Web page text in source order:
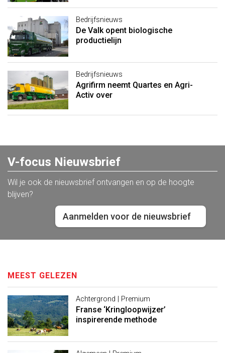
Bedrijfsnieuws
De Valk opent biologische
productielijn
Bedrijfsnieuws
Agrifirm neemt Quartes en Agri-
Activ over
V-focus Nieuwsbrief
Wil je ook de nieuwsbrief ontvangen en op de hoogte
blijven?
Aanmelden voor de nieuwsbrief
MEEST GELEZEN
Achtergrond | Premium
Franse ‘Kringloopwijzer’
inspirerende methode